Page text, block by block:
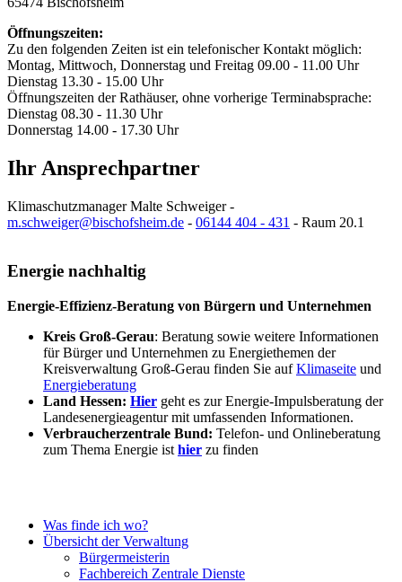
Öffnungszeiten:
Zu den folgenden Zeiten ist ein telefonischer Kontakt möglich:
Montag, Mittwoch, Donnerstag und Freitag 09.00 - 11.00 Uhr
Dienstag 13.30 - 15.00 Uhr
Öffnungszeiten der Rathäuser, ohne vorherige Terminabsprache:
Dienstag 08.30 - 11.30 Uhr
Donnerstag 14.00 - 17.30 Uhr
Ihr Ansprechpartner
Klimaschutzmanager Malte Schweiger -
m.schweiger@bischofsheim.de - 06144 404 - 431 - Raum 20.1
Energie nachhaltig
Energie-Effizienz-Beratung von Bürgern und Unternehmen
Kreis Groß-Gerau: Beratung sowie weitere Informationen
für Bürger und Unternehmen zu Energiethemen der
Kreisverwaltung Groß-Gerau finden Sie aufKlimaseite und
Energieberatung
Land Hessen: Hier geht es zur Energie-Impulsberatung der
Landesenergieagentur mit umfassenden Informationen.
Verbraucherzentrale Bund: Telefon- und Onlineberatung
zum Thema Energie ist hier zu finden
Was finde ich wo?
Übersicht der Verwaltung
Bürgermeisterin
Fachbereich Zentrale Dienste